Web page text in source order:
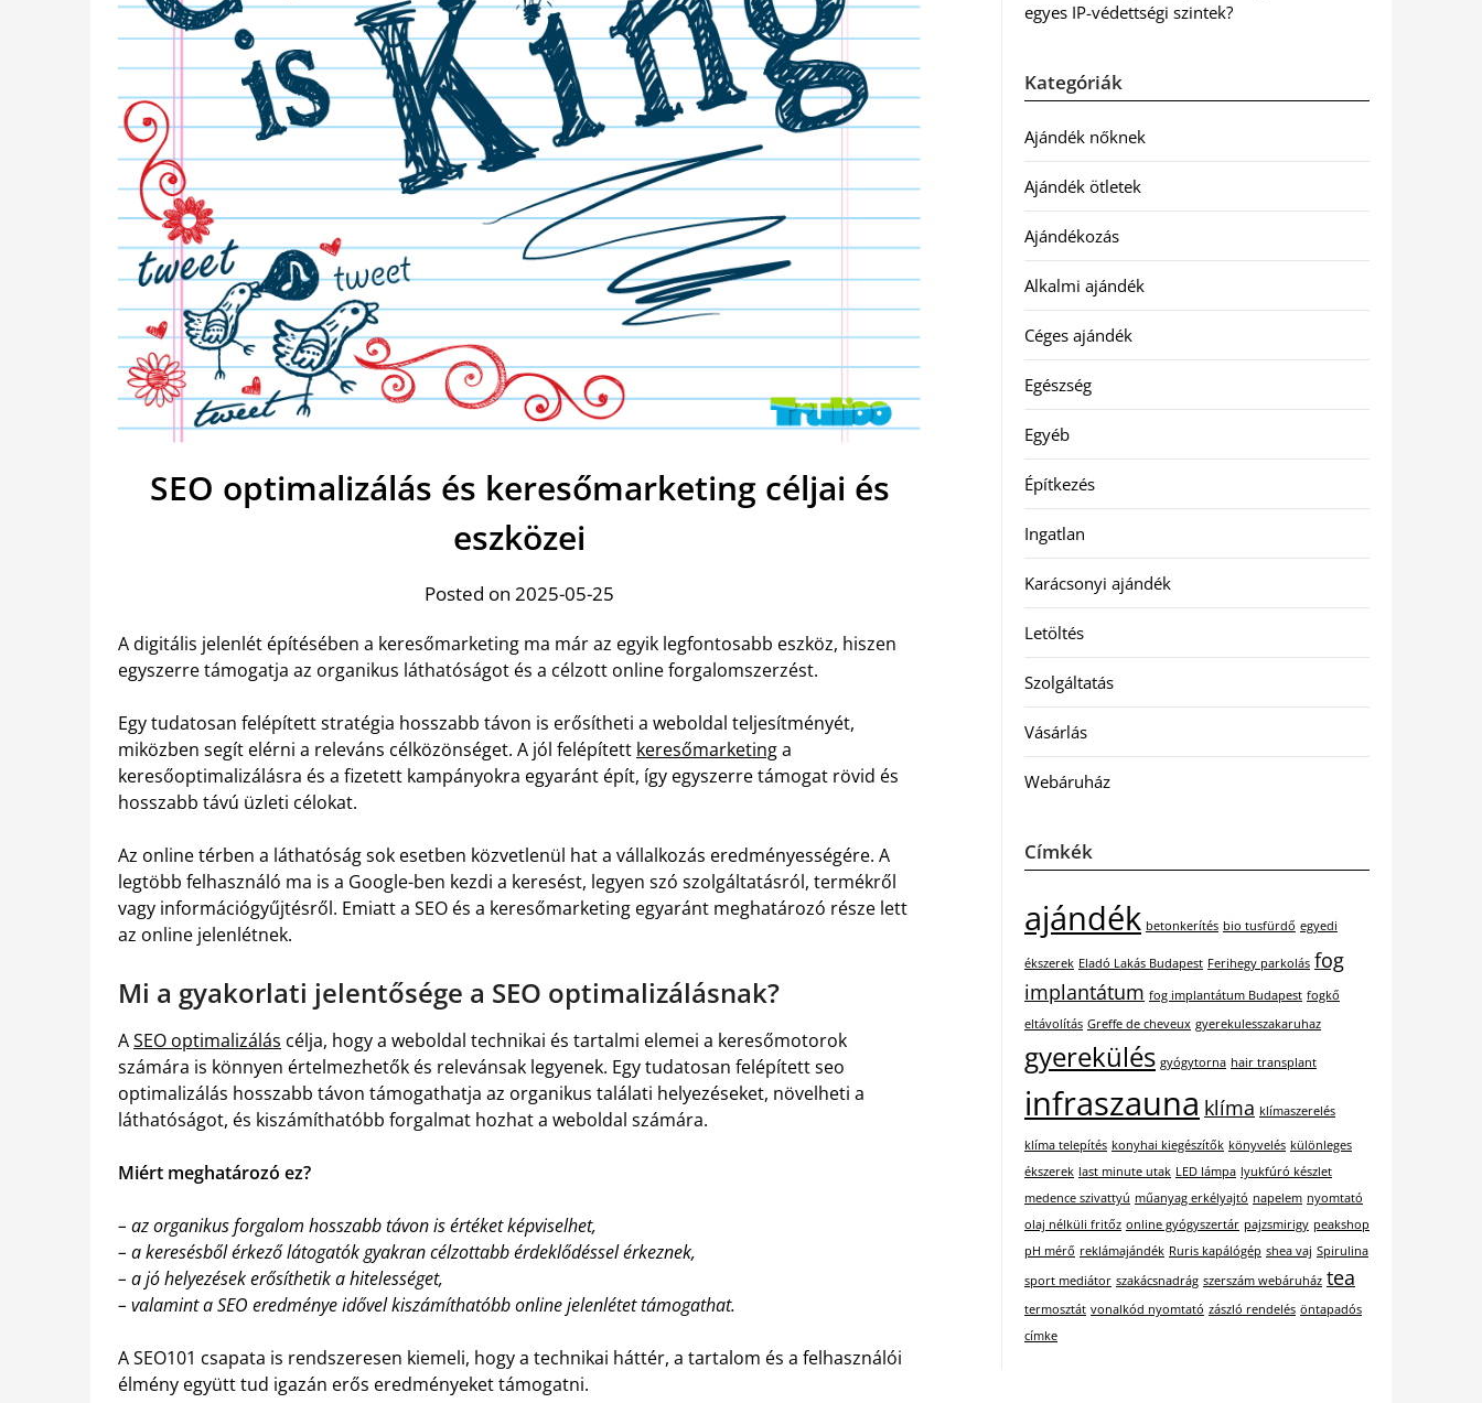
SEO optimalizálás és keresőmarketing céljai és
eszközei
Posted on 2025-05-25
A digitális jelenlét építésében a keresőmarketing ma már az egyik legfontosabb eszköz, hiszen
egyszerre támogatja az organikus láthatóságot és a célzott online forgalomszerzést.
Egy tudatosan felépített stratégia hosszabb távon is erősítheti a weboldal teljesítményét,
miközben segít elérni a releváns célközönséget. A jól felépített keresőmarketinga
keresőoptimalizálásra és a fizetett kampányokra egyaránt épít, így egyszerre támogat rövid és
hosszabb távú üzleti célokat.
Az online térben a láthatóság sok esetben közvetlenül hat a vállalkozás eredményességére. A
legtöbb felhasználó ma is a Google-ben kezdi a keresést, legyen szó szolgáltatásról, termékről
vagy információgyűjtésről. Emiatt a SEO és a keresőmarketing egyaránt meghatározó része lett
az online jelenlétnek.
Mi a gyakorlati jelentősége a SEO optimalizálásnak?
ASEO optimalizálás célja, hogy a weboldal technikai és tartalmi elemei a keresőmotorok
számára is könnyen értelmezhetők és relevánsak legyenek. Egy tudatosan felépített seo
optimalizálás hosszabb távon támogathatja az organikus találati helyezéseket, növelheti a
láthatóságot, és kiszámíthatóbb forgalmat hozhat a weboldal számára.
Miért meghatározó ez?
– az organikus forgalom hosszabb távon is értéket képviselhet,
– a keresésből érkező látogatók gyakran célzottabb érdeklődéssel érkeznek,
– a jó helyezések erősíthetik a hitelességet,
– valamint a SEO eredménye idővel kiszámíthatóbb online jelenlétet támogathat.
A SEO101 csapata is rendszeresen kiemeli, hogy a technikai háttér, a tartalom és a felhasználói
élmény együtt tud igazán erős eredményeket támogatni.
egyes IP-védettségi szintek?
Kategóriák
Ajándék nőknek
Ajándék ötletek
Ajándékozás
Alkalmi ajándék
Céges ajándék
Egészség
Egyéb
Építkezés
Ingatlan
Karácsonyi ajándék
Letöltés
Szolgáltatás
Vásárlás
Webáruház
Címkék
ajándék betonkerítés bio tusfürdő egyedi
ékszerek Eladó Lakás Budapest Ferihegy parkolás fog
implantátum fog implantátum Budapest fogkő
eltávolítás Greffe de cheveux gyerekulesszakaruhaz
gyerekülés gyógytorna hair transplant
infraszauna klíma klímaszerelés
klíma telepítés konyhai kiegészítők könyvelés különleges
ékszerek last minute utak LED lámpa lyukfúró készlet
medence szivattyú műanyag erkélyajtó napelem nyomtató
olaj nélküli fritőz online gyógyszertár pajzsmirigy peakshop
pH mérő reklámajándék Ruris kapálógép shea vaj Spirulina
sport mediátor szakácsnadrág szerszám webáruház tea
termosztát vonalkód nyomtató zászló rendelés öntapadós
címke